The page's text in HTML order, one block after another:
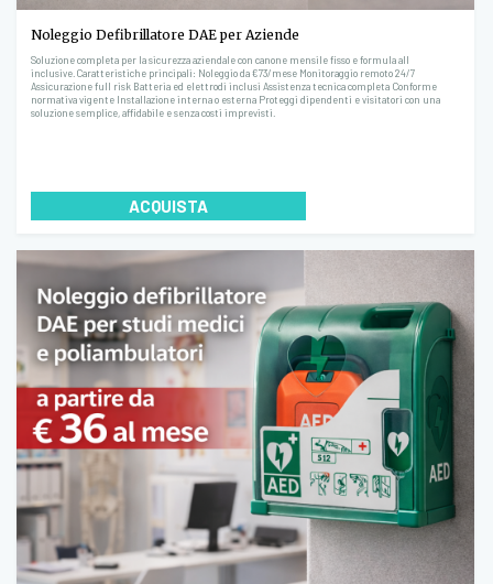
Noleggio Defibrillatore DAE per Aziende
Soluzione completa per la sicurezza aziendale con canone mensile fisso e formula all
inclusive.Caratteristiche principali: Noleggio da €73/mese Monitoraggio remoto 24/7
Assicurazione full risk Batteria ed elettrodi inclusi Assistenza tecnica completa Conforme
normativa vigente Installazione interna o esterna Proteggi dipendenti e visitatori con una
soluzione semplice, affidabile e senza costi imprevisti.
ACQUISTA